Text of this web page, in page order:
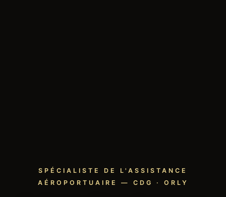
SPÉCIALISTE DE L'ASSISTANCE
AÉROPORTUAIRE — CDG · ORLY